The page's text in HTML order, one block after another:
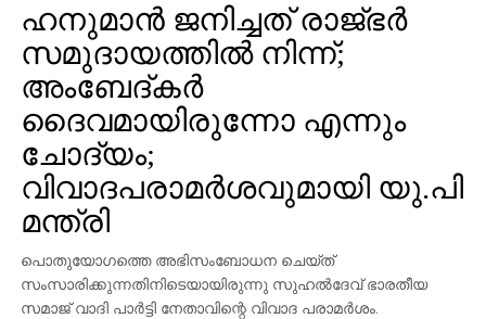
ഹനുമാന്‍ ജനിച്ചത് രാജ്ഭര്‍
സമുദായത്തില്‍ നിന്ന്;
അംബേദ്കര്‍
ദൈവമായിരുന്നോ എന്നും
ചോദ്യം;
വിവാദപരാമര്‍ശവുമായി യു.പി
മന്ത്രി
പൊതുയോഗത്തെ അഭിസംബോധന ചെയ്ത്
സംസാരിക്കുന്നതിനിടെയായിരുന്നു സുഹല്‍ദേവ് ഭാരതീയ
സമാജ് വാദി പാര്‍ട്ടി നേതാവിന്റെ വിവാദ പരാമര്‍ശം.